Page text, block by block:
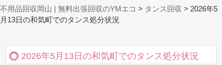
不用品回収岡山 | 無料出張回収のYMエコ > タンス回収 > 2026年5
月13日の和気町でのタンス処分状況
2026年5月13日の和気町でのタンス処分状況